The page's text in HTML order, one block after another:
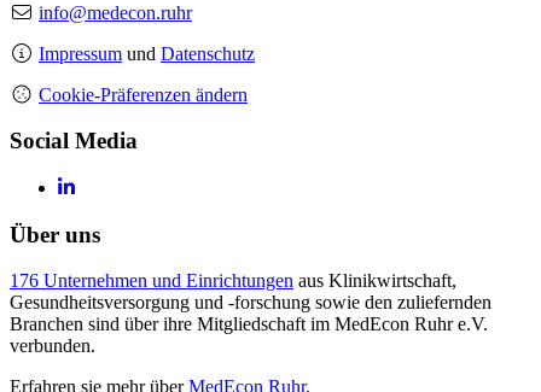
info@medecon.ruhr
Impressum und Datenschutz
Cookie-Präferenzen ändern
Social Media
Über uns
176 Unternehmen und Einrichtungen aus Klinikwirtschaft,
Gesundheitsversorgung und -forschung sowie den zuliefernden
Branchen sind über ihre Mitgliedschaft im MedEcon Ruhr e.V.
verbunden.
Erfahren sie mehr überMedEcon Ruhr.